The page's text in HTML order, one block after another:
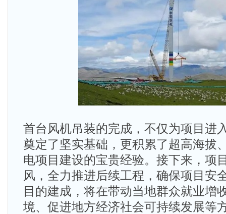
首台风机吊装的完成，不仅为项目进
奠定了坚实基础，更积累了超高海拔
电项目建设的宝贵经验。接下来，项
风，全力推进后续工程，确保项目安
目的建成，将在带动当地群众就业增
境、促进地方经济社会可持续发展等